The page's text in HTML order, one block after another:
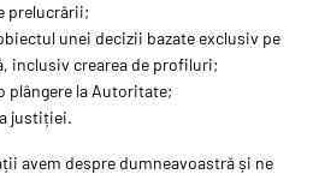
prelucrării;
unei decizii bazate exclusiv pe
inclusiv crearea de profiluri;
plângere la Autoritate;
justiției.
avem despre dumneavoastră și ne